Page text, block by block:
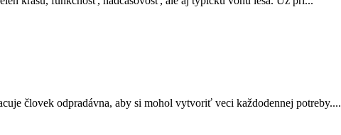
človek odpradávna, aby si mohol vytvoriť veci každodennej potreby....